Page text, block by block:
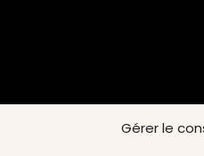
Gérer le